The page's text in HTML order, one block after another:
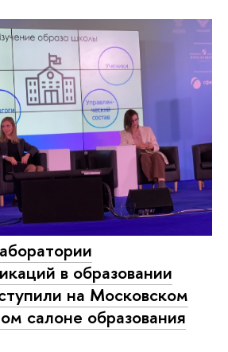
в образовании
на Московском
салоне образования